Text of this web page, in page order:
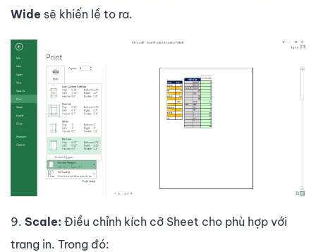
Wide sẽ khiến lề to ra.
9. Scale: Điều chỉnh kích cỡ Sheet cho phù hợp với
trang in. Trong đó: